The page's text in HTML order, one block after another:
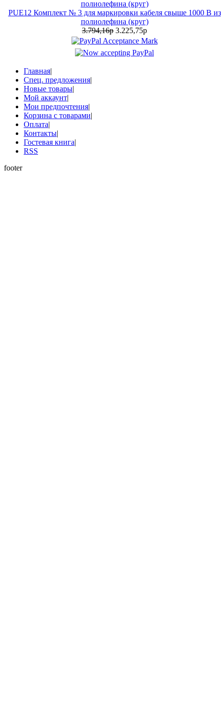
PUE12 Комплект № 3 для маркировки кабеля свыше 1000 В из
полиолефина (круг)
3.794,16р 3.225,75р
Главная|
Спец. предложения|
Новые товары|
Мой аккаунт|
Мои предпочтения|
Корзина с товарами|
Оплата|
Контакты|
Гостевая книга|
RSS
footer